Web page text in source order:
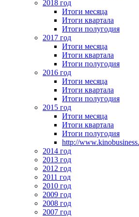
2018 год
Итоги месяца
Итоги квартала
Итоги полугодия
2017 год
Итоги месяца
Итоги квартала
Итоги полугодия
2016 год
Итоги месяца
Итоги квартала
Итоги полугодия
2015 год
Итоги месяца
Итоги квартала
Итоги полугодия
http://
2014 год
2013 год
2012 год
2011 год
2010 год
2009 год
2008 год
2007 год